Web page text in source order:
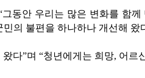
그동안 우리는 많은 변화를 함께
민의 불편을 하나하나 개선해 왔
왔다”며 “청년에게는 희망, 어르